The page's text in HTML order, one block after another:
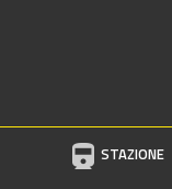
STAZIONE